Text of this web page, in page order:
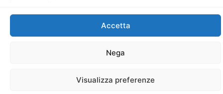
Accetta
Nega
Visualizza preferenze